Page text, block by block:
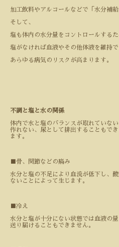
加工飲料やアルコールなどで「水分補
そして、
塩も体内の水分量をコントロールするた
塩がなければ血液やその他体液を維持
あらゆる病気のリスクが高まります。
不調と塩と水の関係
体内で水と塩のバランスが取れていな
作れない、尿として排出することもで
ます。
■骨、関節などの痛み
水分と塩の不足により血流が低下し、
ないことによって生じます。
■冷え
水分と塩が十分にない状態では血液の
送り届けることもできません。